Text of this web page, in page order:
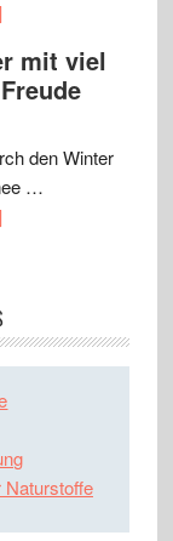
mit viel
den Winter
…
Naturstoffe